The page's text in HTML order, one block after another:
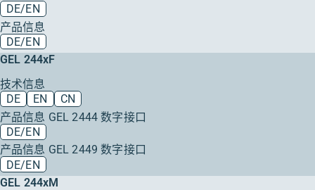
DE/EN
产品信息
DE/EN
GEL 244xF
技术信息
DE
EN
CN
产品信息 GEL 2444 数字接口
DE/EN
产品信息 GEL 2449 数字接口
DE/EN
GEL 244xM